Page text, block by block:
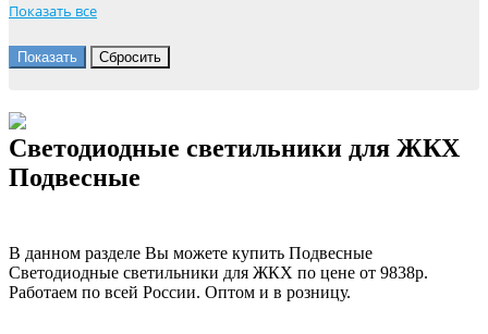
Показать все
Светодиодные светильники для ЖКХ
Подвесные
В данном разделе Вы можете купить Подвесные
Светодиодные светильники для ЖКХ по цене от 9838р.
Работаем по всей России. Оптом и в розницу.